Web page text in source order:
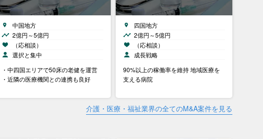
中国地方
2億円～5億円
（応相談）
選択と集中
・中四国エリアで50床の老健を運営
・近隣の医療機関との連携も良好
四国地方
2億円～5億円
（応相談）
成長戦略
90%以上の稼働率を維持 地域医療を
支える病院
介護・医療・福祉業界の全てのM&A案件を見る